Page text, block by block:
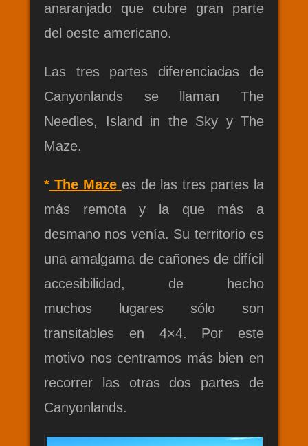
anaranjado que cubre gran parte
del oeste americano.
Las tres partes diferenciadas de
Canyonlands se llaman The
Needles, Island in the Sky y The
Maze.
* The Maze es de las tres partes la
más remota y la que más a
desmano nos venía. Su territorio es
una amalgama de cañones de difícil
accesibilidad, de hecho
muchos lugares sólo son
transitables en 4×4. Por este
motivo nos centramos más bien en
recorrer las otras dos partes de
Canyonlands.